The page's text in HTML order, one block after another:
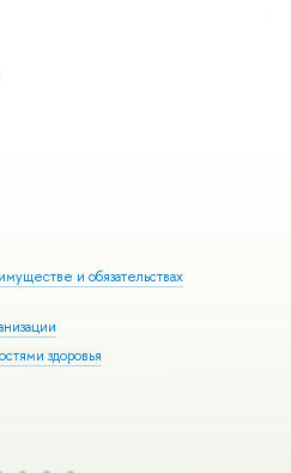
и обязательствах
здоровья